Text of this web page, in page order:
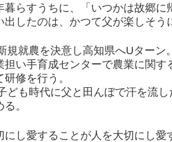
暮らすうちに、「いつかは故郷
出したのは、かつて父が楽しそう
規就農を決意し高知県へUターン。
担い手育成センターで農業に関
研修を行う。
ども時代に父と田んぼで汗を流
。
にし愛することが人を大切にし愛